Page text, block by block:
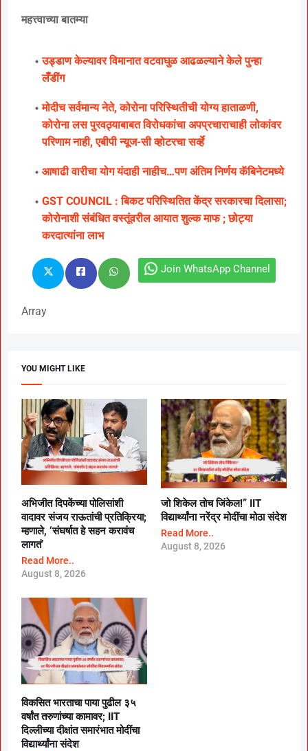
महत्त्वाच्या बातम्या
उड्डाण केल्यावर विमानात वटवाघुळ आढळल्याने केले पुन्हा
लॅँडींग
मोदीच सर्वमान्य नेते, कोरोना परिस्थितीची योग्य हाताळणी,
कोरोना लस पुरवठ्याबाबत विरोधकांचा अपप्रचाराचाही लोकांवर
परिणाम नाही, एबीपी न्यूज-सी व्होटरचा सर्व्हे
आषाढी वारीचा योग यंदाही नाहीच…पण अंतिम निर्णय कॅबिनेटमध्ये
GST COUNCIL : बिकट परिस्थितित केंद्र सरकारचा दिलासा;
कोरोनाशी संबंधित वस्तूंवरील आयात शुल्क माफ ; छोट्या
करदात्यांना लाभ
Join WhatsApp Channel
Array
YOU MIGHT LIKE
अभिजीत दिपकेंच्या पोलिसांशी
वादावर संजय राऊतांची प्रतिक्रिया;
म्हणाले, ‘संघर्षात हे सहन करावंच
लागतं’
Read More..
August 8, 2026
जो शिकेल तोच जिंकेल!” IIT
विद्यार्थ्यांना नरेंद्र मोदींचा मोठा संदेश
Read More..
August 8, 2026
विकसित भारताचा पाया पुढील ३५
वर्षांत तरुणांच्या कामावर; IIT
दिल्लीच्या दीक्षांत समारंभात मोदींचा
विद्यार्थ्यांना संदेश